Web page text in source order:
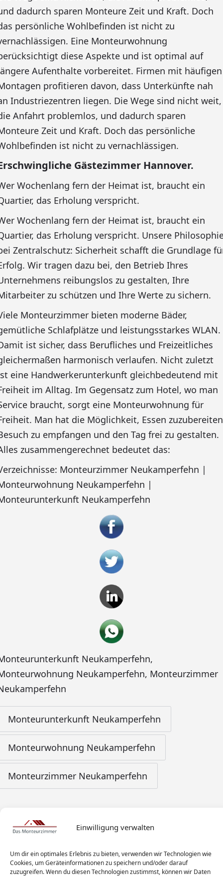
Einwilligung verwalten
Um dir ein optimales Erlebnis zu bieten, verwenden wir Technologien wie
Cookies, um Geräteinformationen zu speichern und/oder darauf
zuzugreifen. Wenn du diesen Technologien zustimmst, können wir Daten
dadurch sparen Monteure Zeit und Kraft. Doch
persönliche Wohlbefinden ist nicht zu
Eine Monteurwohnung
diese Aspekte und ist optimal auf
Aufenthalte vorbereitet. Firmen mit häufigen
profitieren davon, dass Unterkünfte nah
Industriezentren liegen. Die Wege sind nicht weit,
Anfahrt problemlos, und dadurch sparen
Zeit und Kraft. Doch das persönliche
ist nicht zu vernachlässigen.
Gästezimmer Hannover.
Wochenlang fern der Heimat ist, braucht ein
das Erholung verspricht.
Wochenlang fern der Heimat ist, braucht ein
das Erholung verspricht. Unsere
Zentralschutz: Sicherheit schafft die Grundlage
Wir tragen dazu bei, den Betrieb Ihres
reibungslos zu gestalten, Ihre
zu schützen und Ihre Werte zu sichern.
Monteurzimmer bieten moderne Bäder,
Schlafplätze und leistungsstarkes WLAN.
ist sicher, dass Berufliches und Freizeitliches
harmonisch verlaufen. Nicht zuletzt
eine Handwerkerunterkunft gleichbedeutend mit
im Alltag. Im Gegensatz zum Hotel, wo man
braucht, sorgt eine Monteurwohnung für
Man hat die Möglichkeit, Essen
zu empfangen und den Tag frei zu gestalten.
zusammengerechnet bedeutet das:
Monteurzimmer Neukamperfehn |
Neukamperfehn |
Neukamperfehn
Neukamperfehn,
Neukamperfehn, Monteurzimmer
Monteurunterkunft Neukamperfehn
Monteurwohnung Neukamperfehn
Monteurzimmer Neukamperfehn